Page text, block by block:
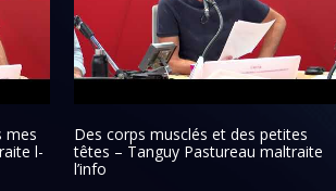
mes
l-
Des corps musclés et des petites
têtes – Tanguy Pastureau maltraite
l’info